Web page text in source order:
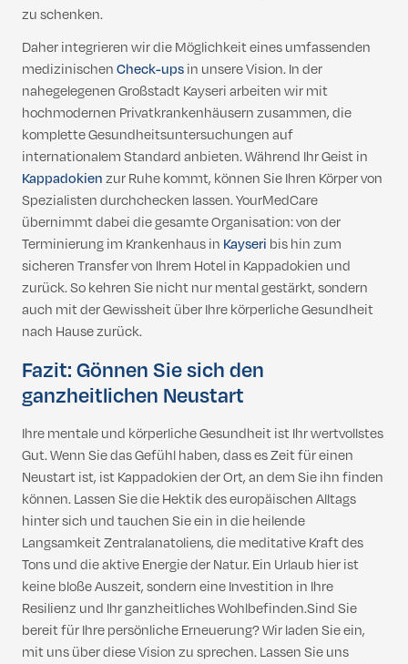
zu schenken.
Daher integrieren wir die Möglichkeit eines umfassenden
medizinischenCheck-upsin unsere Vision. In der
nahegelegenen Großstadt Kayseri arbeiten wir mit
hochmodernen Privatkrankenhäusern zusammen, die
komplette Gesundheitsuntersuchungen auf
internationalem Standard anbieten. Während Ihr Geist in
Kappadokienzur Ruhe kommt, können Sie Ihren Körper von
Spezialisten durchchecken lassen. YourMedCare
übernimmt dabei die gesamte Organisation: von der
Terminierung im Krankenhaus in Kayseri bis hin zum
sicheren Transfer von Ihrem Hotel in Kappadokien und
zurück. So kehren Sie nicht nur mental gestärkt, sondern
auch mit der Gewissheit über Ihre körperliche Gesundheit
nach Hause zurück.
Fazit: Gönnen Sie sich den
ganzheitlichen Neustart
Ihre mentale und körperliche Gesundheit ist Ihr wertvollstes
Gut. Wenn Sie das Gefühl haben, dass es Zeit für einen
Neustart ist, ist Kappadokien der Ort, an dem Sie ihn finden
können. Lassen Sie die Hektik des europäischen Alltags
hinter sich und tauchen Sie ein in die heilende
Langsamkeit Zentralanatoliens, die meditative Kraft des
Tons und die aktive Energie der Natur. Ein Urlaub hier ist
keine bloße Auszeit, sondern eine Investition in Ihre
Resilienz und Ihr ganzheitliches Wohlbefinden.Sind Sie
bereit für Ihre persönliche Erneuerung? Wir laden Sie ein,
mit uns über diese Vision zu sprechen. Lassen Sie uns